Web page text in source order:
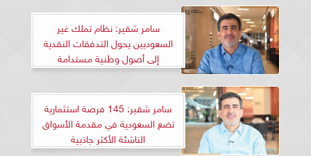
سامر شقير: نظام تملك غير
السعوديين يحول التدفقات النقدية
إلى أصول وطنية مستدامة
سامر شقير: 145 فرصة استثمارية
تضع السعودية في مقدمة الأسواق
الناشئة الأكثر جاذبية